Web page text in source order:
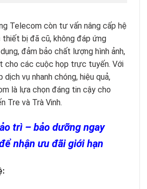
Telecom còn tư vấn nâng cấp hệ
bị đã cũ, không đáp ứng
đảm bảo chất lượng hình ảnh,
cho các cuộc họp trực tuyến. Với
vụ nhanh chóng, hiệu quả,
là lựa chọn đáng tin cậy cho
Tre và Trà Vinh.
trì – bảo dưỡng ngay
nhận ưu đãi giới hạn